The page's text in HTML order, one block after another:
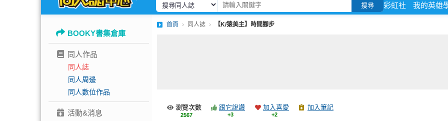
搜尋 彩虹社 我的英雄
BOOKY書集倉庫
同人作品
同人誌
同人周邊
同人數位作品
活動&消息
首頁 同人誌 【K/猿美主】時間腳步
瀏覽次數
2567
跟它說讚
+3
加入喜愛
+2
加入筆記